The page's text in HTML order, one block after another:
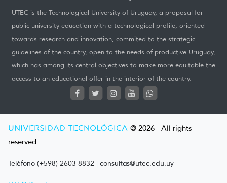
UTEC is the Technological University of Uruguay, a proposal for
public university education with a technological profile, oriented
towards research and innovation, commited to the strategic
guidelines of the country, open to the needs of productive Uruguay,
which has among its central objectives to make more equitable the
access to an educational offer in the interior of the country.
UNIVERSIDAD TECNOLÓGICA @ 2026 - All rights
reserved.
Teléfono (+598) 2603 8832 | consultas@utec.edu.uy